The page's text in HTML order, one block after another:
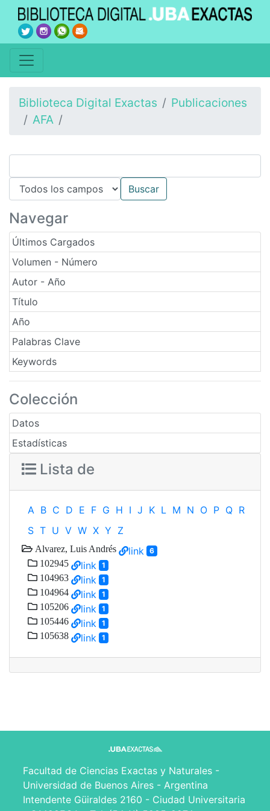
Biblioteca Digital Exactas
Publicaciones
AFA
Navegar
Últimos Cargados
Volumen - Número
Autor - Año
Título
Año
Palabras Clave
Keywords
Colección
Datos
Estadísticas
Lista de
A B C D E F G H I J K L M N O P Q R
S T U V W X Y Z
Alvarez, Luis Andrés link 6
102945 link 1
104963 link 1
104964 link 1
105206 link 1
105446 link 1
105638 link 1
Facultad de Ciencias Exactas y Naturales -
Universidad de Buenos Aires - Argentina
Intendente Güiraldes 2160 - Ciudad Universitaria